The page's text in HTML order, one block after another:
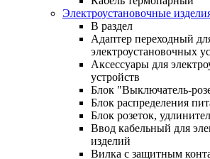
Электроустановочные
В раздел
Адаптер переходный
электроустановочных
Аксессуары для
устройств
Блок "Выключатель-
Блок распределения
Блок розеток,
Ввод кабельный для
изделий
Вилка с защитным